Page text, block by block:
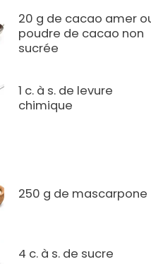
20 g de cacao amer
poudre de cacao non
sucrée
1 c. à s. de levure
chimique
250 g de mascarpone
4 c. à s. de sucre